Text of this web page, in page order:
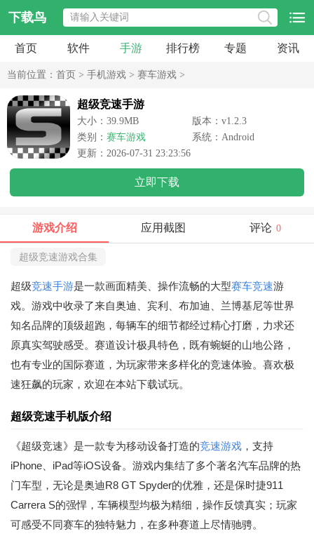
下载鸟
首页 软件 手游 排行榜 专题 资讯
当前位置： 首页 > 手机游戏 > 赛车游戏 >
超级竞速手游
大小：39.9MB
版本：v1.2.3
类别： 赛车游戏
系统：Android
更新：2026-07-31 23:23:56
立即下载
游戏介绍 应用截图 评论 0
超级竞速游戏合集
超级竞速手游是一款画面精美、操作流畅的大型赛车竞速游
戏。游戏中收录了来自奥迪、宾利、布加迪、兰博基尼等世界
知名品牌的顶级超跑，每辆车的细节都经过精心打磨，力求还
原真实驾驶感受。赛道设计极具特色，既有蜿蜒的山地公路，
也有专业的国际赛道，为玩家带来多样化的竞速体验。喜欢极
速狂飙的玩家，欢迎在本站下载试玩。
超级竞速手机版介绍
《超级竞速》是一款专为移动设备打造的竞速游戏 ，支持
iPhone、iPad等iOS设备。游戏内集结了多个著名汽车品牌的热
门车型，无论是奥迪R8 GT Spyder的优雅，还是保时捷911
Carrera S的强悍，车辆模型均极为精细，操作反馈真实；玩家
可感受不同赛车的独特魅力，在多种赛道上尽情驰骋。